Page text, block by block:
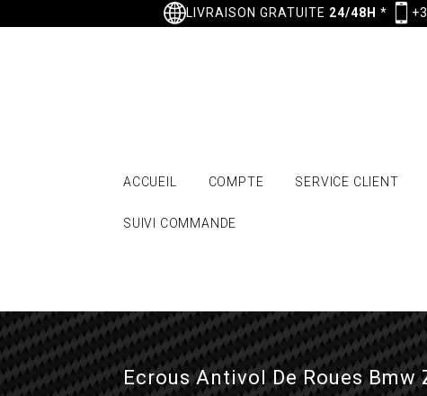
LIVRAISON GRATUITE 24/48H *
ACCUEIL COMPTE SERVICE CLIENT
SUIVI COMMANDE
Ecrous Antivol De Roues Bmw